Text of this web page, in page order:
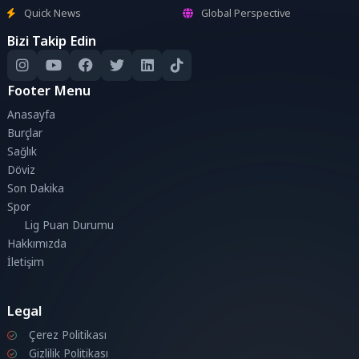
Quick News
Global Perspective
Bizi Takip Edin
Footer Menu
Anasayfa
Burçlar
Sağlık
Döviz
Son Dakika
Spor
Lig Puan Durumu
Hakkımızda
İletişim
Legal
Çerez Politikası
Gizlilik Politikası